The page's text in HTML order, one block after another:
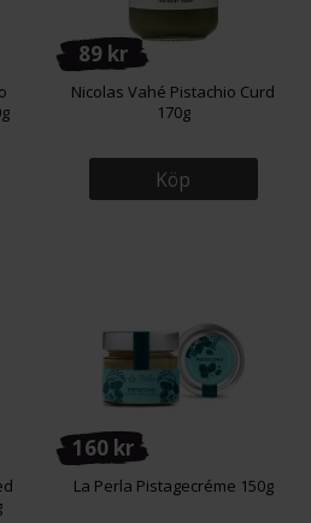
89 kr
Nicolas Vahé Pistachio Curd
170g
Köp
160 kr
La Perla Pistagecréme 150g